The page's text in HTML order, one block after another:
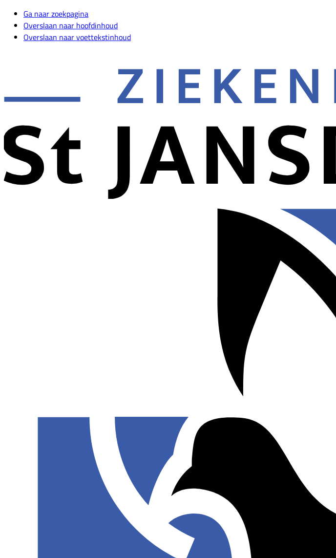
Ga naar zoekpagina
Overslaan naar hoofdinhoud
Overslaan naar voettekstinhoud